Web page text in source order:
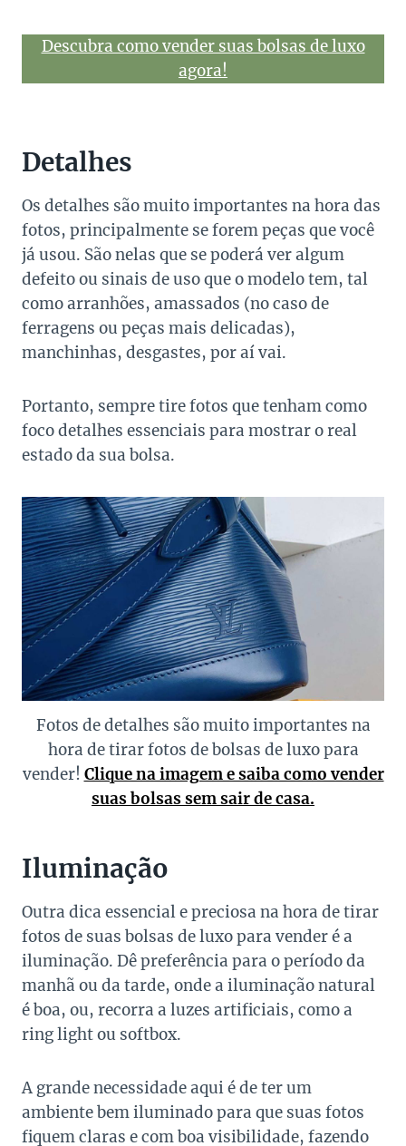
Descubra como vender suas bolsas de luxo
agora!
Detalhes
Os detalhes são muito importantes na hora das
fotos, principalmente se forem peças que você
já usou. São nelas que se poderá ver algum
defeito ou sinais de uso que o modelo tem, tal
como arranhões, amassados (no caso de
ferragens ou peças mais delicadas),
manchinhas, desgastes, por aí vai.
Portanto, sempre tire fotos que tenham como
foco detalhes essenciais para mostrar o real
estado da sua bolsa.
Fotos de detalhes são muito importantes na
hora de tirar fotos de bolsas de luxo para
vender! Clique na imagem e saiba como vender
suas bolsas sem sair de casa.
Iluminação
Outra dica essencial e preciosa na hora de tirar
fotos de suas bolsas de luxo para vender é a
iluminação. Dê preferência para o período da
manhã ou da tarde, onde a iluminação natural
é boa, ou, recorra a luzes artificiais, como a
ring light ou softbox.
A grande necessidade aqui é de ter um
ambiente bem iluminado para que suas fotos
fiquem claras e com boa visibilidade, fazendo